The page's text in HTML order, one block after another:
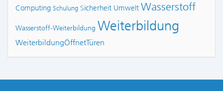
Computing Schulung Sicherheit Umwelt Wasserstoff
Wasserstoff-Weiterbildung Weiterbildung
WeiterbildungÖffnetTüren